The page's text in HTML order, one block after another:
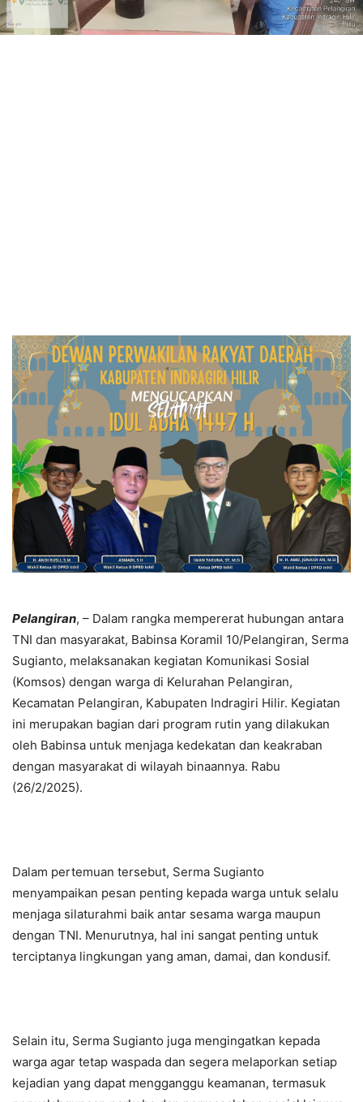
Pelangiran, – Dalam rangka mempererat hubungan antara
TNI dan masyarakat, Babinsa Koramil 10/Pelangiran, Serma
Sugianto, melaksanakan kegiatan Komunikasi Sosial
(Komsos) dengan warga di Kelurahan Pelangiran,
Kecamatan Pelangiran, Kabupaten Indragiri Hilir. Kegiatan
ini merupakan bagian dari program rutin yang dilakukan
oleh Babinsa untuk menjaga kedekatan dan keakraban
dengan masyarakat di wilayah binaannya. Rabu
(26/2/2025).
Dalam pertemuan tersebut, Serma Sugianto
menyampaikan pesan penting kepada warga untuk selalu
menjaga silaturahmi baik antar sesama warga maupun
dengan TNI. Menurutnya, hal ini sangat penting untuk
terciptanya lingkungan yang aman, damai, dan kondusif.
Selain itu, Serma Sugianto juga mengingatkan kepada
warga agar tetap waspada dan segera melaporkan setiap
kejadian yang dapat mengganggu keamanan, termasuk